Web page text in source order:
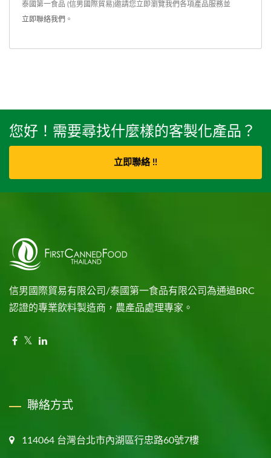
泰國第一食品 (信男國際貿易)邀請您立即瀏覽我們各項產品服務並
立即聯絡我們 。
您好！需要尋找什麼樣的客製化產品？
立即聯絡 !!
信男國際貿易有限公司/泰國第一食品有限公司為通過BRC
認證的專業飲料製造商，農產品處理專家。
聯絡方式
114064 台灣台北市內湖區行忠路60號7樓